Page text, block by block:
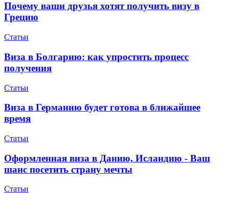
Почему ваши друзья хотят получить визу в
Грецию
Статьи
Виза в Болгарию: как упростить процесс
получения
Статьи
Виза в Германию будет готова в ближайшее
время
Статьи
Оформленная виза в Данию, Исландию - Ваш
шанс посетить страну мечты
Статьи